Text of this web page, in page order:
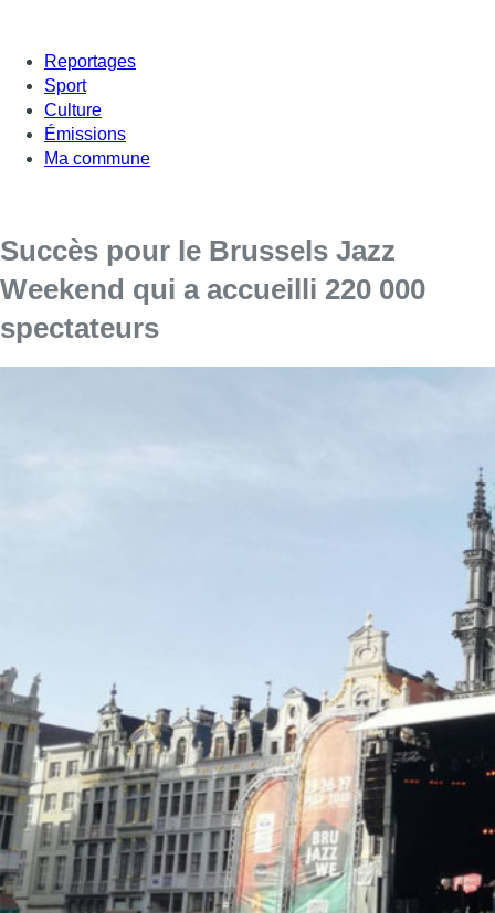
Reportages
Sport
Culture
Émissions
Ma commune
Succès pour le Brussels Jazz
Weekend qui a accueilli 220 000
spectateurs